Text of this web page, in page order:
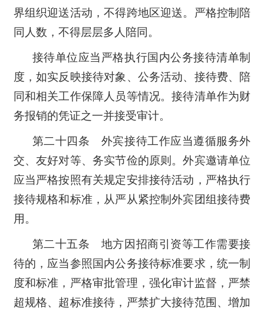
界组织迎送活动，不得跨地区迎送。严格控制陪
同人数，不得层层多人陪同。
接待单位应当严格执行国内公务接待清单制
度，如实反映接待对象、公务活动、接待费、陪
同和相关工作保障人员等情况。接待清单作为财
务报销的凭证之一并接受审计。
第二十四条 外宾接待工作应当遵循服务外
交、友好对等、务实节俭的原则。外宾邀请单位
应当严格按照有关规定安排接待活动，严格执行
接待规格和标准，从严从紧控制外宾团组接待费
用。
第二十五条 地方因招商引资等工作需要接
待的，应当参照国内公务接待标准要求，统一制
度和标准，严格审批管理，强化审计监督，严禁
超规格、超标准接待，严禁扩大接待范围、增加